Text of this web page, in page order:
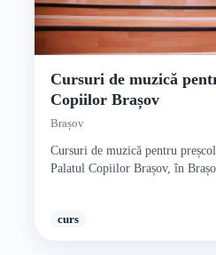
Cursuri de muzică
Copiilor Brașov
Brașov
Cursuri de muzică pentru
Palatul Copiilor Brașov, în
curs